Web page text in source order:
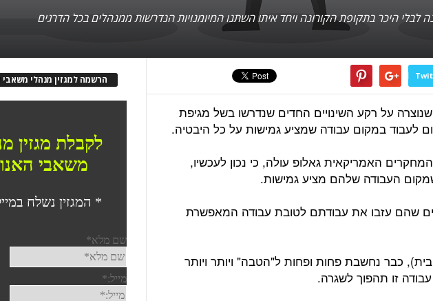
לבלי היכר בתקופת הקורונה ויחד איתו השתנו המיומנויות הנדרשות ממנהלים בכל הדרגים
על רקע השינויים החדים שנדרשו בשל מגיפת
לעבוד במקום עבודה שמציע גמישות על כל היבטיה.
האמריקאית גאלופ עולה, כי נכון לעכשיו,
אומרים שהם עזבו את עבודתם לטובת עבודה המאפשרת
כבר נחשבת פחות ופחות ל"הטבה" ויותר ויותר
זו תהפוך לשגרה.
הרשמה למגזין מנהלי משאבי